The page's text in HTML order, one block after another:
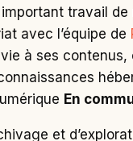
travail de
avec l’équipe de
à ses contenus,
En
et